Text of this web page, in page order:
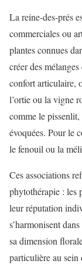
La reine-des-prés
commerciales ou
plantes connues
créer des
confort articulaire,
l’ortie ou la vigne
comme le
évoquées. Pour le
le fenouil ou la
Ces associations
phytothérapie : les
leur réputation
s’harmonisent
sa dimension
particulière au sein